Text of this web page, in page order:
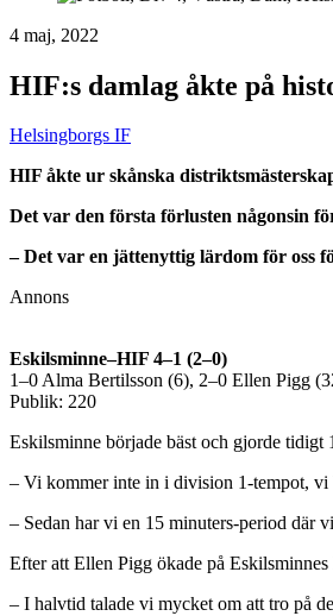
4 maj, 2022
HIF:s damlag åkte på
Helsingborgs IF
HIF åkte ur skånska
Det var den första förlusten någonsin
– Det var en jättenyttig lärdom för oss
Annons
Eskilsminne–HIF 4–1 (2–0)
1–0 Alma Bertilsson (6), 2–0 Ellen Pigg
Publik: 220
Eskilsminne började bäst och gjorde tidigt
– Vi kommer inte in i division 1-tempot, vi
– Sedan har vi en 15 minuters-period där
Efter att Ellen Pigg ökade på
– I halvtid talade vi mycket om att tro på